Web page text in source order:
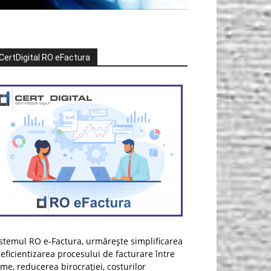
RO eFactura
RO e-Factura, urmărește simplificarea
procesului de facturare între
reducerea birocrației, costurilor